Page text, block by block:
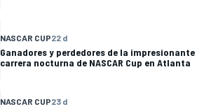
NASCAR CUP22 d
Ganadores y perdedores de la impresionante
carrera nocturna de NASCAR Cup en Atlanta
NASCAR CUP23 d